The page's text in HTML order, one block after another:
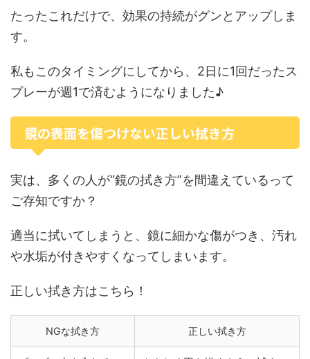
たったこれだけで、効果の持続がグンとアップしま
す。
私もこのタイミングにしてから、2日に1回だったス
プレーが週1で済むようになりました♪
鏡の表面を傷つけない正しい拭き方
実は、多くの人が“鏡の拭き方”を間違えているって
ご存知ですか？
適当に拭いてしまうと、鏡に細かな傷がつき、汚れ
や水垢が付きやすくなってしまいます。
正しい拭き方はこちら！
NGな拭き方 正しい拭き方